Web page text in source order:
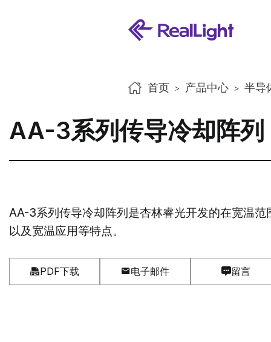
首页 > 产品中心 > 半导
AA-3系列传导冷却阵列
AA-3系列传导冷却阵列是杏林睿光开发的在宽温
以及宽温应用等特点。
PDF下载 电子邮件 留言